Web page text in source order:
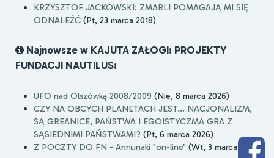
KRZYSZTOF JACKOWSKI: ZMARLI POMAGAJĄ MI SIĘ
ODNALEŹĆ (Pt, 23 marca 2018)
Najnowsze w KAJUTA ZAŁOGI: PROJEKTY
FUNDACJI NAUTILUS:
UFO nad Olszówką 2008/2009 (Nie, 8 marca 2026)
CZY NA OBCYCH PLANETACH JEST... NACJONALIZM,
SĄ GREANICE, PAŃSTWA I EGOISTYCZMA GRA Z
SĄSIEDNIMI PAŃSTWAMI? (Pt, 6 marca 2026)
Z POCZTY DO FN - Annunaki "on-line" (Wt, 3 marca 2026)